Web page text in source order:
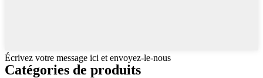
Écrivez votre message ici et envoyez-le-nous
Catégories de produits